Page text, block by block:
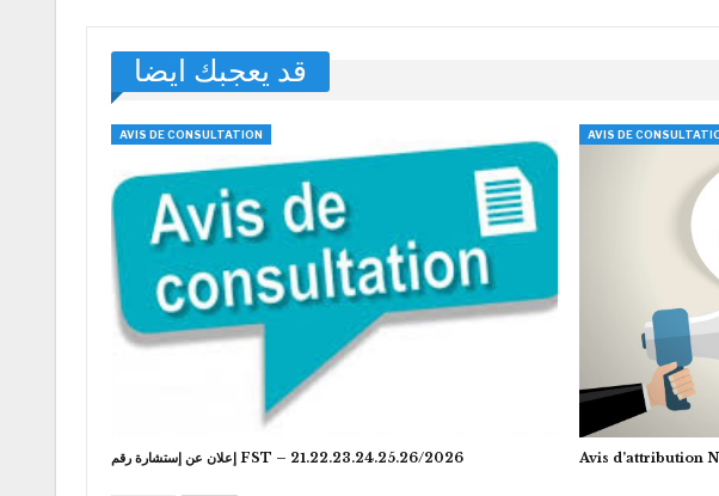
قد يعجبك ايضا
AVIS DE CONSULTATION
إعلان عن إستشارة رقم FST – 21.22.23.24.25.26/2026
AVIS DE
Avis d’attribution